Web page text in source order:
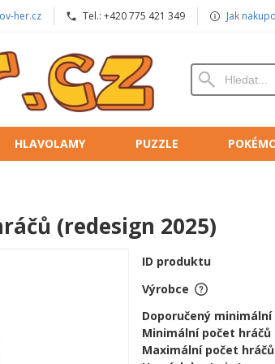
her.cz Tel.: +420 775 421 349 Jak
HLAVOLAMY PUZZLE
(redesign 2025)
ID produktu
Výrobce
Doporučený minimální
Minimální počet hráčů
Maximální počet hráčů